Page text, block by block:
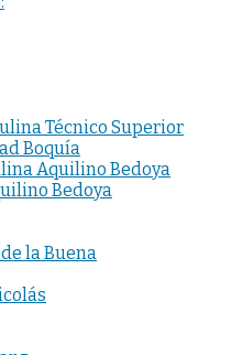
Técnico Superior
Boquía
Aquilino Bedoya
Bedoya
la Buena